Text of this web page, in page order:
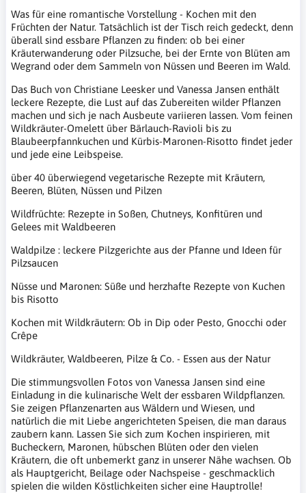
Was für eine romantische Vorstellung - Kochen mit den
Früchten der Natur. Tatsächlich ist der Tisch reich gedeckt, denn
überall sind essbare Pflanzen zu finden: ob bei einer
Kräuterwanderung oder Pilzsuche, bei der Ernte von Blüten am
Wegrand oder dem Sammeln von Nüssen und Beeren im Wald.
Das Buch von Christiane Leesker und Vanessa Jansen enthält
leckere Rezepte, die Lust auf das Zubereiten wilder Pflanzen
machen und sich je nach Ausbeute variieren lassen. Vom feinen
Wildkräuter-Omelett über Bärlauch-Ravioli bis zu
Blaubeerpfannkuchen und Kürbis-Maronen-Risotto findet jeder
und jede eine Leibspeise.
über 40 überwiegend vegetarische Rezepte mit Kräutern,
Beeren, Blüten, Nüssen und Pilzen
Wildfrüchte: Rezepte in Soßen, Chutneys, Konfitüren und
Gelees mit Waldbeeren
Waldpilze : leckere Pilzgerichte aus der Pfanne und Ideen für
Pilzsaucen
Nüsse und Maronen: Süße und herzhafte Rezepte von Kuchen
bis Risotto
Kochen mit Wildkräutern: Ob in Dip oder Pesto, Gnocchi oder
Crêpe
Wildkräuter, Waldbeeren, Pilze & Co. - Essen aus der Natur
Die stimmungsvollen Fotos von Vanessa Jansen sind eine
Einladung in die kulinarische Welt der essbaren Wildpflanzen.
Sie zeigen Pflanzenarten aus Wäldern und Wiesen, und
natürlich die mit Liebe angerichteten Speisen, die man daraus
zaubern kann. Lassen Sie sich zum Kochen inspirieren, mit
Bucheckern, Maronen, hübschen Blüten oder den vielen
Kräutern, die oft unbemerkt ganz in unserer Nähe wachsen. Ob
als Hauptgericht, Beilage oder Nachspeise - geschmacklich
spielen die wilden Köstlichkeiten sicher eine Hauptrolle!